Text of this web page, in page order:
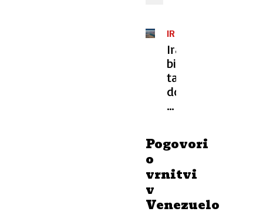
IRANSKA
KRIZA
Iran
bi
tankerjem
dovolil
skozi
če
tovor
v
Pogovori
o
vrnitvi
v
Venezuelo